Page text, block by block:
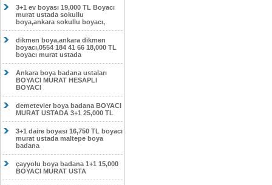
3+1 ev boyası 19,000 TL Boyacı
murat ustada sokullu
boya,ankara sokullu boyacı,
dikmen boya,ankara dikmen
boyacı,0554 184 41 66 18,000 TL
boyacı murat ustada
Ankara boya badana ustaları
BOYACI MURAT HESAPLI
BOYACI
demetevler boya badana BOYACI
MURAT USTADA 3+1 25,000 TL
3+1 daire boyası 16,750 TL boyacı
murat ustada maltepe boya
badana
çayyolu boya badana 1+1 15,000
BOYACI MURAT USTA